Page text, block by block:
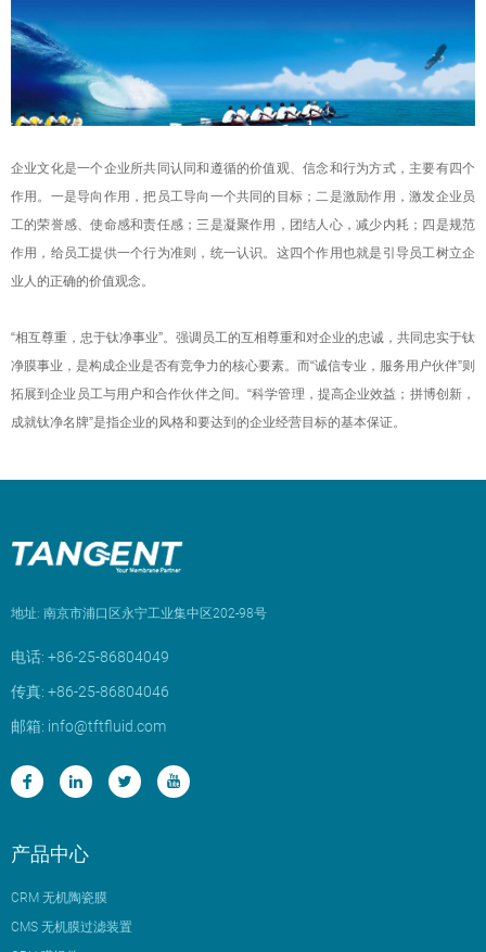
企业文化是一个企业所共同认同和遵循的价值观、信念和行为方式，主要有四个
作用。一是导向作用，把员工导向一个共同的目标；二是激励作用，激发企业员
工的荣誉感、使命感和责任感；三是凝聚作用，团结人心，减少内耗；四是规范
作用，给员工提供一个行为准则，统一认识。这四个作用也就是引导员工树立企
业人的正确的价值观念。
“相互尊重，忠于钛净事业”。强调员工的互相尊重和对企业的忠诚，共同忠实于钛
净膜事业，是构成企业是否有竞争力的核心要素。而“诚信专业，服务用户伙伴”则
拓展到企业员工与用户和合作伙伴之间。“科学管理，提高企业效益；拼博创新，
成就钛净名牌”是指企业的风格和要达到的企业经营目标的基本保证。
地址: 南京市浦口区永宁工业集中区202-98号
电话: +86-25-86804049
传真: +86-25-86804046
邮箱: info@tftfluid.com
产品中心
CRM 无机陶瓷膜
CMS 无机膜过滤装置